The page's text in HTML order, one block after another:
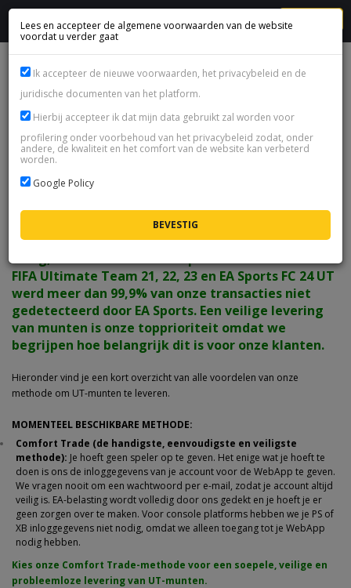
FC 24 Coins Playstation 5 (PS5)-Playstation 4 (PS4)-xsx-xss-
beschikbaarheid:
SELECTEER LEVERINGSMETHODE
Onze UT munten leveringsmethode is extreem
FIFA Ultimate Team 21, 22, 23 en EA Sports FC 24 UT
werd meer dan 99,9% van onze transacties niet
gedetecteerd door EA Sports. Een veilige levering
van munten is onze topprioriteit omdat we
begrijpen hoe belangrijk dit is voor onze klanten.
Hieronder vind je een kort overzicht van alle voordelen van onze
methode om UT-munten te leveren.
MOMENTEEL BESCHIKBARE METHODE:
Comfort Trade (de handigste, eenvoudigste en veiligste
methode): Je hoeft geen speler op te geven. Het enige wat je hoeft te
doen is ons de inloggegevens van je account voor de WebApp te geven.
We vragen nooit om een wachtwoord per e-mail, zodat je account altijd
veilig is. EA-belasting wordt volledig door ons gedekt en je hoeft je er
geen zorgen over te maken. Voor console platforms hebben we je PS of
XB inloggegevens niet nodig, omdat we alleen toegang tot je WebApp
nodig hebben.
Kies onze Comfort Trade-methode voor een soepele, veilige en
probleemloze levering van UT-munten.
Lees en accepteer de algemene voorwaarden van de website
voordat u verder gaat
Ik accepteer de nieuwe voorwaarden, het privacybeleid en de
juridische documenten van het platform.
Hierbij accepteer ik dat mijn data gebruikt zal worden voor
profilering onder voorbehoud van het privacybeleid zodat, onder
andere, de kwaliteit en het comfort van de website kan verbeterd
worden.
Google Policy